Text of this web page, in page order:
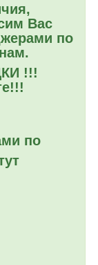
Вас
по
!!!
по